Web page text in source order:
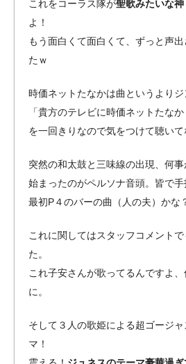
これをコーラス隊が聖歌みたいな神
よ！
もう面白くて面白くて、ずっと声
たｗ
時価ネットたなかは曲というより
「貴方のテレビに時価ネットたなか
を一回きりなので気をつけて聴い
突然の和太鼓と三味線の出現、何事
始まったのがペルソナ音頭。皆で手
最初P４のバーの曲（人の夫）かな
これに関してはスタッフコメント
た。
これ子安さんが歌ってるんですよ
に。
そして３人の歌姫による超ゴージ
マ！